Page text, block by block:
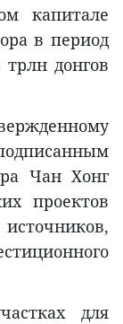
капитале
в период
трлн донгов
Чан Хонг
проектов
для